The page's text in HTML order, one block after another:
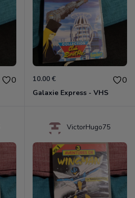
0 10.00 € 0
Galaxie Express - VHS
VictorHugo75